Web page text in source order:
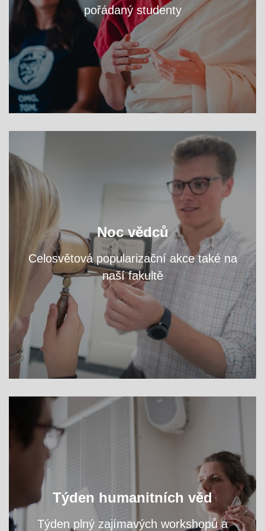
pořádaný studenty
VÍCE
Noc vědců
Celosvětová popularizační akce také na
naší fakultě
Navštivte fakultní areál a
zjistěte na workshopech
přednáškách, čím se tu zabýváme.
VÍCE
Týden humanitních věd
Týden plný zajímavých workshopů a
Oslavte s námi světový den filozofie a navštivte
přednášky a workshopy našich odborníků.